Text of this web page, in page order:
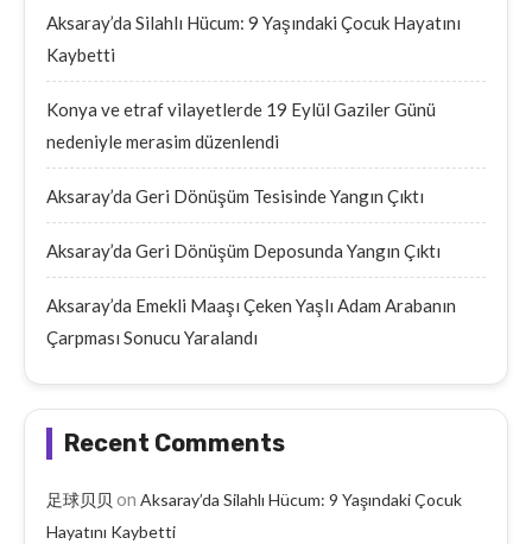
Aksaray’da Silahlı Hücum: 9 Yaşındaki Çocuk Hayatını
Kaybetti
Konya ve etraf vilayetlerde 19 Eylül Gaziler Günü
nedeniyle merasim düzenlendi
Aksaray’da Geri Dönüşüm Tesisinde Yangın Çıktı
Aksaray’da Geri Dönüşüm Deposunda Yangın Çıktı
Aksaray’da Emekli Maaşı Çeken Yaşlı Adam Arabanın
Çarpması Sonucu Yaralandı
Recent Comments
足球贝贝 on Aksaray’da Silahlı Hücum: 9 Yaşındaki Çocuk
Hayatını Kaybetti